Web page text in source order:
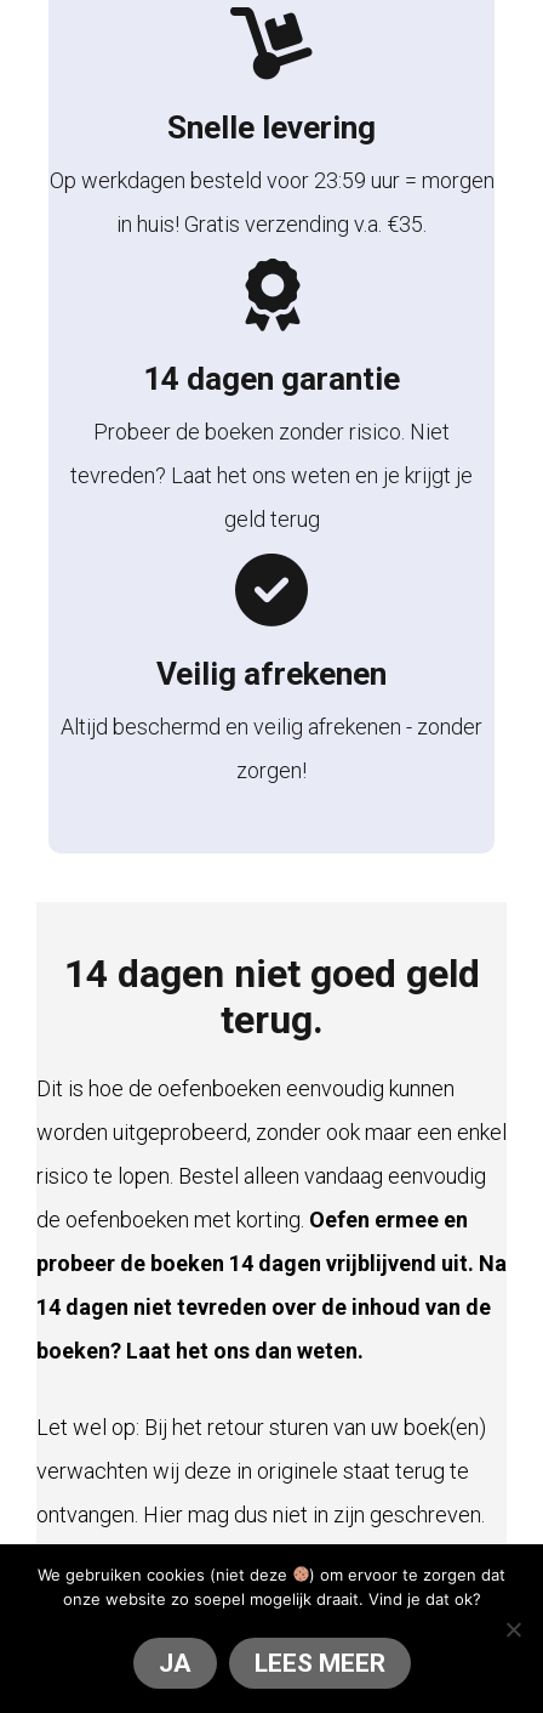
Snelle levering
Op werkdagen besteld voor 23:59 uur = morgen
in huis! Gratis verzending v.a. €35.
14 dagen garantie
Probeer de boeken zonder risico. Niet
tevreden? Laat het ons weten en je krijgt je
geld terug
Veilig afrekenen
Altijd beschermd en veilig afrekenen - zonder
zorgen!
14 dagen niet goed geld
terug.
Dit is hoe de oefenboeken eenvoudig kunnen
worden uitgeprobeerd, zonder ook maar een enkel
risico te lopen. Bestel alleen vandaag eenvoudig
de oefenboeken met korting. Oefen ermee en
probeer de boeken 14 dagen vrijblijvend uit. Na
14 dagen niet tevreden over de inhoud van de
boeken? Laat het ons dan weten.
Let wel op: Bij het retour sturen van uw boek(en)
verwachten wij deze in originele staat terug te
ontvangen. Hier mag dus niet in zijn geschreven.
Bestellen gaat eenvoudig. Klik hieronder op de
knop "Direct Bestellen" en volg de instructies bij
het afrekenformulier. Het pakket wordt vandaag
We gebruiken cookies (niet deze
) om ervoor te zorgen dat
onze website zo soepel mogelijk draait. Vind je dat ok?
JA LEES MEER